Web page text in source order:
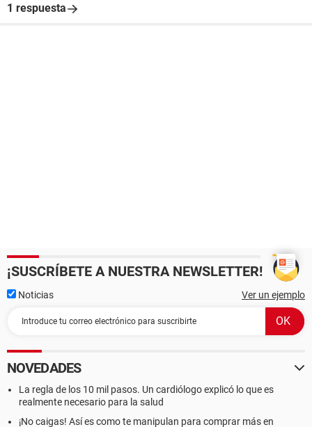
1 respuesta
¡SUSCRÍBETE A NUESTRA NEWSLETTER!
Noticias Ver un ejemplo
NOVEDADES
La regla de los 10 mil pasos. Un cardiólogo explicó lo que es
realmente necesario para la salud
¡No caigas! Así es como te manipulan para comprar más en